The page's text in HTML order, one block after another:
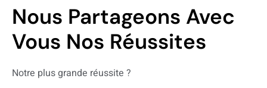
Nous Partageons Avec
Vous Nos Réussites
Notre plus grande réussite ?